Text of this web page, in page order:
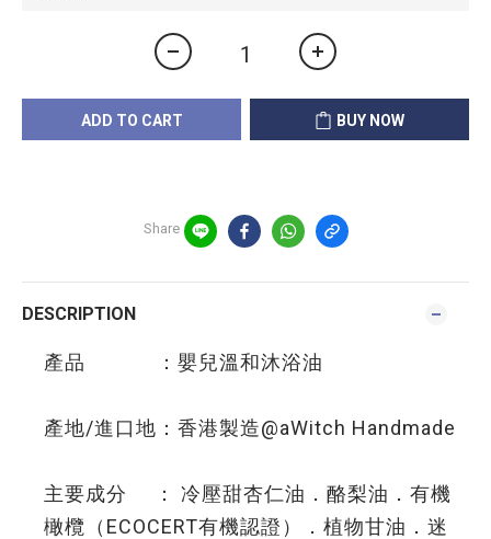
ADD TO CART BUY NOW
Share
DESCRIPTION
產品 ：嬰兒溫和沐浴油
產地/進口地：香港製造@aWitch Handmade
主要成分 ： 冷壓甜杏仁油．酪梨油．有機
橄欖（ECOCERT有機認證）．植物甘油．迷